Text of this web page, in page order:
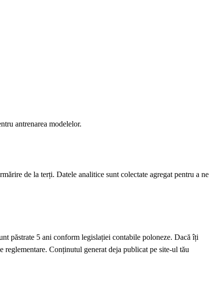
antrenarea modelelor.
de la terți. Datele analitice sunt colectate agregat pentru a ne
păstrate 5 ani conform legislației contabile poloneze. Dacă îți
Conținutul generat deja publicat pe site-ul tău